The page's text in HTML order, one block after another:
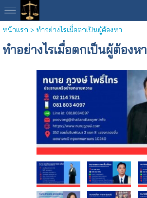
หน้าแรก > ทำอย่างไรเมื่อตกเป็นผู้ต้องหา
ทำอย่างไรเมื่อตกเป็นผู้ต้องหา